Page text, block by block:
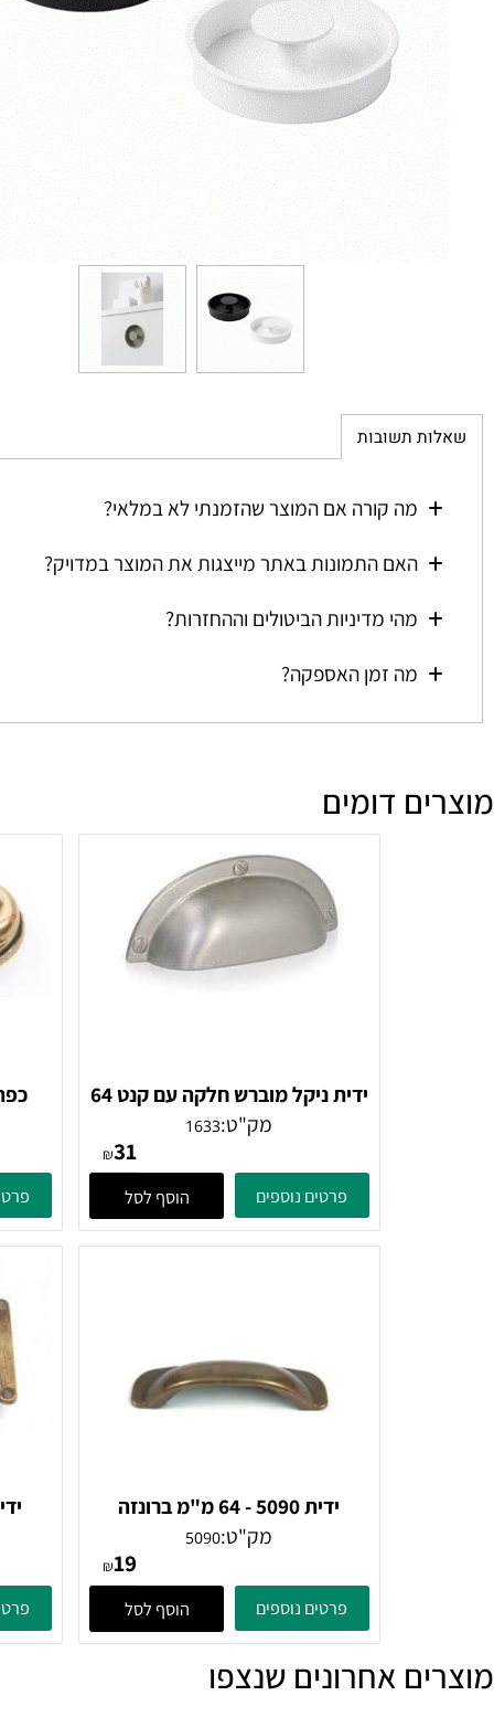
מה קורה אם המוצר שהזמנתי לא במלאי?
האם התמונות באתר מייצגות את המוצר במדויק?
מהי מדיניות הביטולים וההחזרות?
מה זמן האספקה?
ידית ניקל מוברש חלקה עם קנט 64
ממ
מק"ט:1633
₪31
ידית 5090 - 64 מ"מ ברונזה
עתיקה
מק"ט:5090